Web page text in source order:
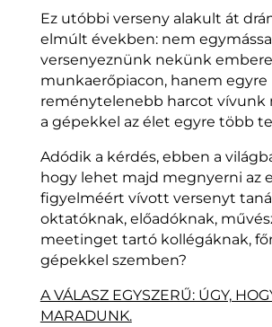
Ez utóbbi verseny alakult át
elmúlt években: nem
versenyeznünk nekünk
munkaerőpiacon, hanem egyre
reménytelenebb harcot vívunk
a gépekkel az élet egyre több
Adódik a kérdés, ebben a
hogy lehet majd megnyerni az
figyelméért vívott versenyt
oktatóknak, előadóknak,
meetinget tartó kollégáknak,
gépekkel szemben?
A VÁLASZ EGYSZERŰ: ÚGY,
MARADUNK.